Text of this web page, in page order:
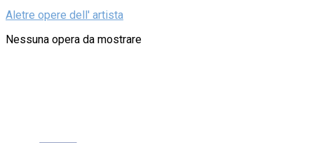
Aletre opere dell' artista
Nessuna opera da mostrare